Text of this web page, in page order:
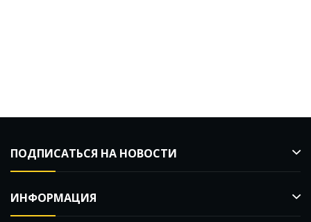
ПОДПИСАТЬСЯ НА НОВОСТИ
ИНФОРМАЦИЯ